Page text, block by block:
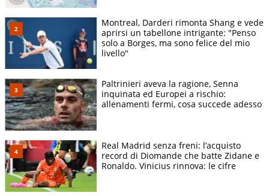
Montreal, Darderi rimonta Shang e vede
aprirsi un tabellone intrigante: "Penso
solo a Borges, ma sono felice del mio
livello"
Paltrinieri aveva la ragione, Senna
inquinata ed Europei a rischio:
allenamenti fermi, cosa succede adesso
Real Madrid senza freni: l’acquisto
record di Diomande che batte Zidane e
Ronaldo. Vinicius rinnova: le cifre